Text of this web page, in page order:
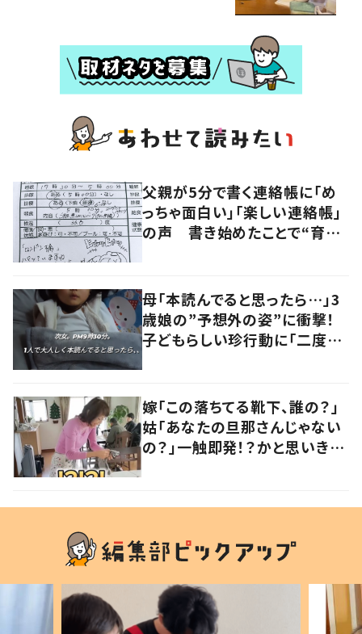
父親が5分で書く連絡帳に「め
っちゃ面白い」「楽しい連絡帳」
の声 書き始めたことで“育児
母「本読んでると思ったら…」3
歳娘の”予想外の姿”に衝撃！
子どもらしい珍行動に「二度見
嫁「この落ちてる靴下、誰の？」
姑「あなたの旦那さんじゃない
の？」一触即発！？かと思いき